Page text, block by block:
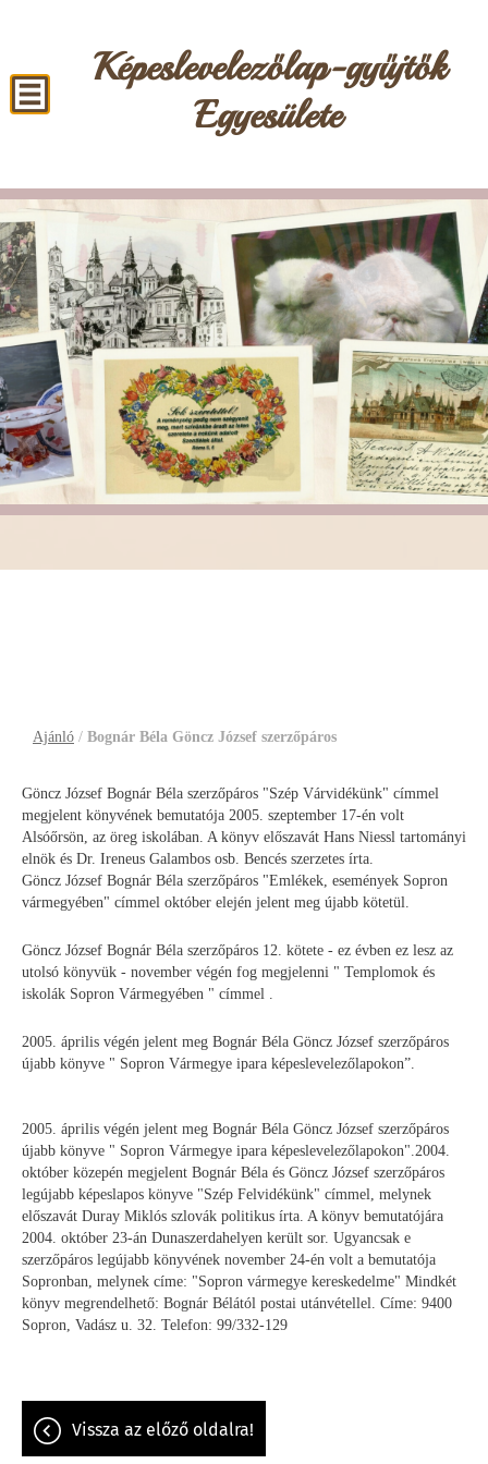
Képeslevelezőlap-gyűjtők
Egyesülete
Ajánló / Bognár Béla Göncz József szerzőpáros
Göncz József Bognár Béla szerzőpáros "Szép Várvidékünk" címmel
megjelent könyvének bemutatója 2005. szeptember 17-én volt
Alsóőrsön, az öreg iskolában. A könyv előszavát Hans Niessl tartományi
elnök és Dr. Ireneus Galambos osb. Bencés szerzetes írta.
Göncz József Bognár Béla szerzőpáros "Emlékek, események Sopron
vármegyében" címmel október elején jelent meg újabb kötetül.
Göncz József Bognár Béla szerzőpáros 12. kötete - ez évben ez lesz az
utolsó könyvük - november végén fog megjelenni " Templomok és
iskolák Sopron Vármegyében " címmel .
2005. április végén jelent meg Bognár Béla Göncz József szerzőpáros
újabb könyve " Sopron Vármegye ipara képeslevelezőlapokon”.
2005. április végén jelent meg Bognár Béla Göncz József szerzőpáros
újabb könyve " Sopron Vármegye ipara képeslevelezőlapokon".2004.
október közepén megjelent Bognár Béla és Göncz József szerzőpáros
legújabb képeslapos könyve "Szép Felvidékünk" címmel, melynek
előszavát Duray Miklós szlovák politikus írta. A könyv bemutatójára
2004. október 23-án Dunaszerdahelyen került sor. Ugyancsak e
szerzőpáros legújabb könyvének november 24-én volt a bemutatója
Sopronban, melynek címe: "Sopron vármegye kereskedelme" Mindkét
könyv megrendelhető: Bognár Bélától postai utánvétellel. Címe: 9400
Sopron, Vadász u. 32. Telefon: 99/332-129
vissza az előző oldalra!